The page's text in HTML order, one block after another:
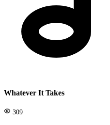
Whatever It Takes
309